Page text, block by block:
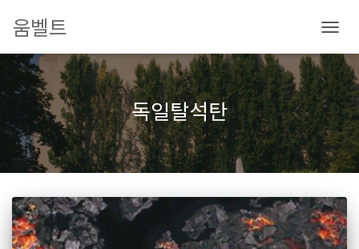
움벨트
비
게
이
션
토
글
독일탈석탄